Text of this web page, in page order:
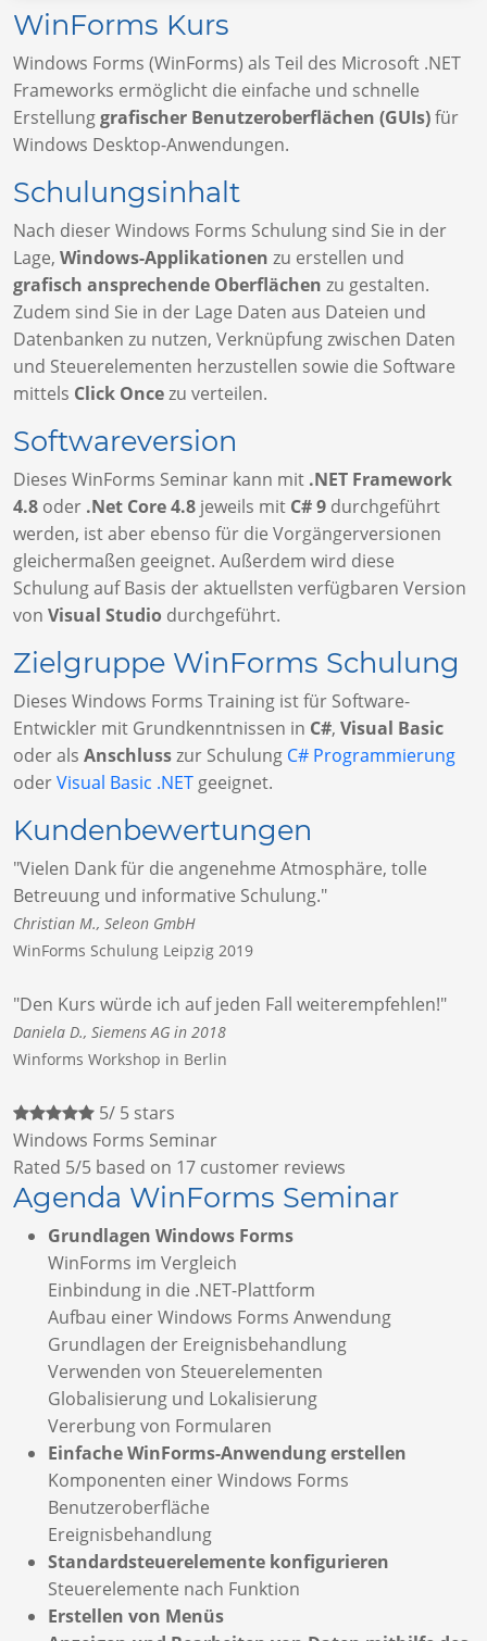
WinForms Kurs
Windows Forms (WinForms) als Teil des Microsoft .NET
Frameworks ermöglicht die einfache und schnelle
Erstellunggrafischer Benutzeroberflächen (GUIs)für
Windows Desktop-Anwendungen.
Schulungsinhalt
Nach dieser Windows Forms Schulung sind Sie in der
Lage, Windows-Applikationen zu erstellen und
grafisch ansprechende Oberflächen zu gestalten.
Zudem sind Sie in der Lage Daten aus Dateien und
Datenbanken zu nutzen, Verknüpfung zwischen Daten
und Steuerelementen herzustellen sowie die Software
mittels Click Oncezu verteilen.
Softwareversion
Dieses WinForms Seminar kann mit .NET Framework
4.8 oder .Net Core 4.8 jeweils mit C# 9 durchgeführt
werden, ist aber ebenso für die Vorgängerversionen
gleichermaßen geeignet. Außerdem wird diese
Schulung auf Basis der aktuellsten verfügbaren Version
von Visual Studio durchgeführt.
Zielgruppe WinForms Schulung
Dieses Windows Forms Training ist für Software-
Entwickler mit Grundkenntnissen in C#, Visual Basic
oder als Anschlusszur Schulung C# Programmierung
oderVisual Basic .NETgeeignet.
Kundenbewertungen
"Vielen Dank für die angenehme Atmosphäre, tolle
Betreuung und informative Schulung."
Christian M., Seleon GmbH
WinForms Schulung Leipzig 2019
"Den Kurs würde ich auf jeden Fall weiterempfehlen!"
Daniela D., Siemens AG in 2018
Winforms Workshop in Berlin
5/ 5 stars
Windows Forms Seminar
Rated 5/5 based on 17 customer reviews
Agenda WinForms Seminar
Grundlagen Windows Forms
WinForms im Vergleich
Einbindung in die .NET-Plattform
Aufbau einer Windows Forms Anwendung
Grundlagen der Ereignisbehandlung
Verwenden von Steuerelementen
Globalisierung und Lokalisierung
Vererbung von Formularen
Einfache WinForms-Anwendung erstellen
Komponenten einer Windows Forms
Benutzeroberfläche
Ereignisbehandlung
Standardsteuerelemente konfigurieren
Steuerelemente nach Funktion
Erstellen von Menüs